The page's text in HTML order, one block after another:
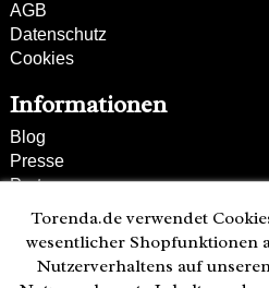
AGB
Datenschutz
Cookies
Informationen
Blog
Presse
Partner
Versand und Zahlung
Bestellung wiederrufen
Kunden-Hotline
Torenda.de verwendet
wesentlicher Shopfunktionen
Nutzerverhaltens auf